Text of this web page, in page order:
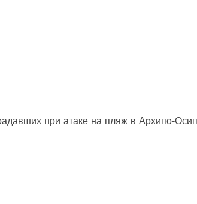
при атаке на пляж в